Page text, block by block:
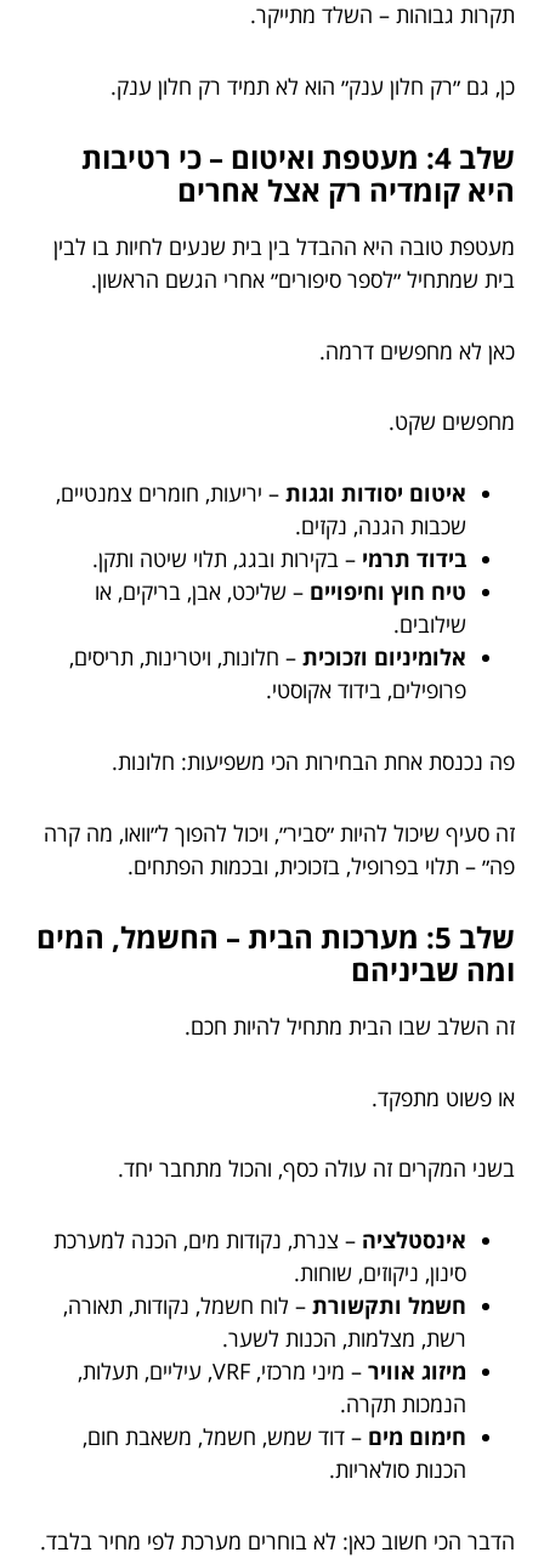
תקרות גבוהות – השלד מתייקר.
כן, גם ״רק חלון ענק״ הוא לא תמיד רק חלון ענק.
שלב 4: מעטפת ואיטום – כי רטיבות
היא קומדיה רק אצל אחרים
מעטפת טובה היא ההבדל בין בית שנעים לחיות בו לבין
בית שמתחיל ״לספר סיפורים״ אחרי הגשם הראשון.
כאן לא מחפשים דרמה.
מחפשים שקט.
איטום יסודות וגגות – יריעות, חומרים צמנטיים,
שכבות הגנה, נקזים.
בידוד תרמי – בקירות ובגג, תלוי שיטה ותקן.
טיח חוץ וחיפויים – שליכט, אבן, בריקים, או
שילובים.
אלומיניום וזכוכית – חלונות, ויטרינות, תריסים,
פרופילים, בידוד אקוסטי.
פה נכנסת אחת הבחירות הכי משפיעות: חלונות.
זה סעיף שיכול להיות ״סביר״, ויכול להפוך ל״וואו, מה קרה
פה״ – תלוי בפרופיל, בזכוכית, ובכמות הפתחים.
שלב 5: מערכות הבית – החשמל, המים
ומה שביניהם
זה השלב שבו הבית מתחיל להיות חכם.
או פשוט מתפקד.
בשני המקרים זה עולה כסף, והכול מתחבר יחד.
אינסטלציה – צנרת, נקודות מים, הכנה למערכת
סינון, ניקוזים, שוחות.
חשמל ותקשורת – לוח חשמל, נקודות, תאורה,
רשת, מצלמות, הכנות לשער.
מיזוג אוויר
– מיני מרכזי, VRF, עיליים, תעלות,
הנמכות תקרה.
חימום מים – דוד שמש, חשמל, משאבת חום,
הכנות סולאריות.
הדבר הכי חשוב כאן: לא בוחרים מערכת לפי מחיר בלבד.